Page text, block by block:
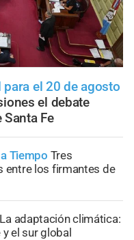
el 20 de agosto
el debate
Fe
Tiempo Tres
entre los firmantes de
La adaptación climática:
y el sur global